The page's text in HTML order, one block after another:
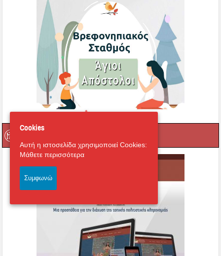
Cookies
Αυτή η ιστοσελίδα χρησιμοποιεί Cookies:
Μάθετε περισσότερα
Συμφωνώ